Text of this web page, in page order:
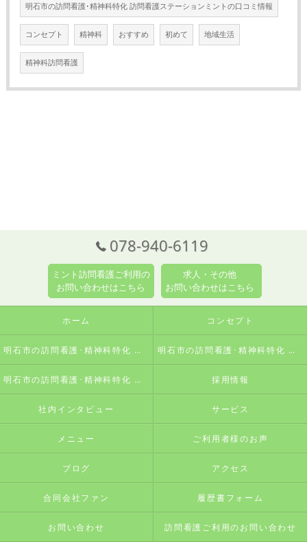
明石市の訪問看護･精神科特化 訪問看護ステーションミントの口コミ情報
コンセプト 精神科 おすすめ 初めて 地域生活
精神科訪問看護
078-940-6119
ミント訪問看護ご利用の
お問い合わせはこちら
求人・その他
お問い合わせはこちら
ホーム コンセプト
明石市の訪問看護･精神科特化 訪問看護ステーションミントの口コミ情報 明石市の訪問看護･精神科特化 訪問看護ステーションミントの評判
明石市の訪問看護･精神科特化 訪問看護ステーションミントのお客様の声 採用情報
社内インタビュー サービス
メニュー ご利用者様のお声
ブログ アクセス
合同会社ファン 履歴書フォーム
お問い合わせ 訪問看護ご利用のお問い合わせ